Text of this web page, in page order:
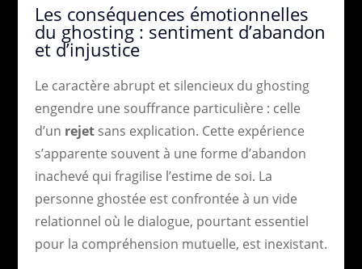
Les conséquences émotionnelles
du ghosting : sentiment d’abandon
et d’injustice
Le caractère abrupt et silencieux du ghosting
engendre une souffrance particulière : celle
d’un rejetsans explication. Cette expérience
s’apparente souvent à une forme d’abandon
inachevé qui fragilise l’estime de soi. La
personne ghostée est confrontée à un vide
relationnel où le dialogue, pourtant essentiel
pour la compréhension mutuelle, est inexistant.